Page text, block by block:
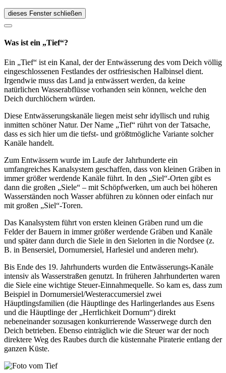
dieses Fenster schließen
Was ist ein „Tief“?
Ein „Tief“ ist ein Kanal, der der Entwässerung des vom Deich völlig
eingeschlossenen Festlandes der ostfriesischen Halbinsel dient.
Irgendwie muss das Land ja entwässert werden, da keine
natürlichen Wasserabflüsse vorhanden sein können, welche den
Deich durchlöchern würden.
Diese Entwässerungskanäle liegen meist sehr idyllisch und ruhig
inmitten schöner Natur. Der Name „Tief“ rührt von der Tatsache,
dass es sich hier um die tiefst- und größtmögliche Variante solcher
Kanäle handelt.
Zum Entwässern wurde im Laufe der Jahrhunderte ein
umfangreiches Kanalsystem geschaffen, dass von kleinen Gräben in
immer größer werdende Kanäle führt. In den „Siel“-Orten gibt es
dann die großen „Siele“ – mit Schöpfwerken, um auch bei höheren
Wasserständen noch Wasser abführen zu können oder einfach nur
mit großen „Siel“-Toren.
Das Kanalsystem führt von ersten kleinen Gräben rund um die
Felder der Bauern in immer größer werdende Gräben und Kanäle
und später dann durch die Siele in den Sielorten in die Nordsee (z.
B. in Bensersiel, Dornumersiel, Harlesiel und anderen mehr).
Bis Ende des 19. Jahrhunderts wurden die Entwässerungs-Kanäle
intensiv als Wasserstraßen genutzt. In früheren Jahrhunderten waren
die Siele eine wichtige Steuer-Einnahmequelle. So kam es, dass zum
Beispiel in Dornumersiel/Westeraccumersiel zwei
Häuptlingsfamilien (die Häuptlinge des Harlingerlandes aus Esens
und die Häuptlinge der „Herrlichkeit Dornum“) direkt
nebeneinander sozusagen konkurrierende Wasserwege durch den
Deich betrieben. Ebenso einträglich wie die Steuer war der noch
direktere Weg des Raubes durch die küstennahe Piraterie entlang der
ganzen Küste.